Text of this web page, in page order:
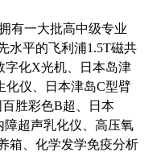
有一大批高中级专业
水平的飞利浦1.5T磁共
字化X光机、日本岛津
化仪、日本津岛C型臂
胜彩色B超、日本
障超声乳化仪、高压氧
箱、化学发学免疫分析